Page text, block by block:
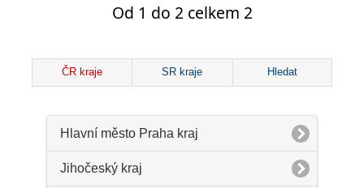
Od 1 do 2 celkem 2
ČR kraje SR kraje Hledat
Hlavní město Praha kraj
Jihočeský kraj